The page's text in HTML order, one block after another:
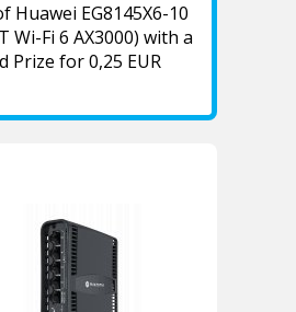
Huawei EG8145X6-10
Wi-Fi 6 AX3000) with a
Prize for 0,25 EUR